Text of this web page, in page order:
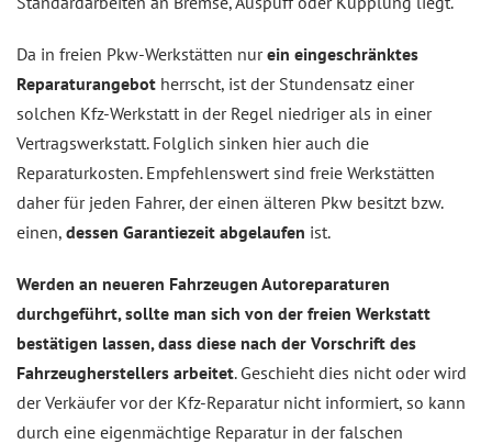
Da in freien Pkw-Werkstätten nurein eingeschränktes
Reparaturangebot herrscht, ist der Stundensatz einer
solchen Kfz-Werkstatt in der Regel niedriger als in einer
Vertragswerkstatt. Folglich sinken hier auch die
Reparaturkosten. Empfehlenswert sind freie Werkstätten
daher für jeden Fahrer, der einen älteren Pkw besitzt bzw.
einen, dessen Garantiezeit abgelaufen ist.
Werden an neueren Fahrzeugen Autoreparaturen
durchgeführt, sollte man sich von der freien Werkstatt
bestätigen lassen, dass diese nach der Vorschrift des
Fahrzeugherstellers arbeitet. Geschieht dies nicht oder wird
der Verkäufer vor der Kfz-Reparatur nicht informiert, so kann
durch eine eigenmächtige Reparatur in der falschen